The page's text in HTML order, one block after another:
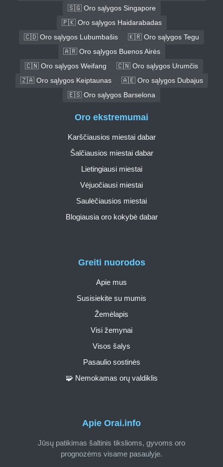
🇸🇬 Oro sąlygos Singapore
🇵🇰 Oro sąlygos Haidarabadas
🇨🇩 Oro sąlygos Lubumbašis
🇰🇷 Oro sąlygos Tegu
🇦🇷 Oro sąlygos Buenos Airės
🇨🇳 Oro sąlygos Weifang
🇨🇳 Oro sąlygos Urumčis
🇿🇦 Oro sąlygos Keiptaunas
🇦🇪 Oro sąlygos Dubajus
🇪🇸 Oro sąlygos Barselona
Apie Orai.info
Jūsų patikimas šaltinis tikslioms, gyvoms oro
prognozėms visame pasaulyje.
Greiti nuorodos
Apie mus
Susisiekite su mumis
Žemėlapis
Visi žemynai
Visos šalys
Pasaulio sostinės
🧩 Nemokamas orų valdiklis
Oro ekstremumai
Karščiausios miestai dabar
Šalčiausios miestai dabar
Lietingiausi miestai
Vėjuočiausi miestai
Saulėčiausios miestai
Blogiausia oro kokybė dabar